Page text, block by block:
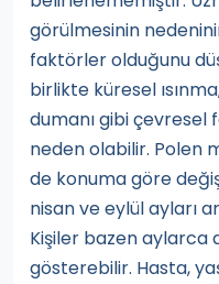
görülmesinin
faktörler olduğunu
birlikte küresel
dumanı gibi
neden olabilir. Polen
de konuma göre
nisan ve eylül ayları
Kişiler bazen aylarca
gösterebilir. Hasta,